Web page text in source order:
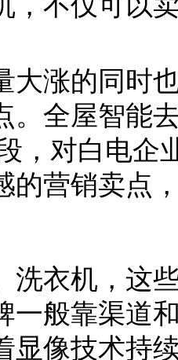
大涨的同时
。全屋智能
，对白电企
的营销卖点
洗衣机，这
一般靠渠道
显像技术持